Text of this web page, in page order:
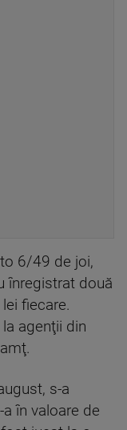
6/49 de joi,
înregistrat două
fiecare.
agenţii din
s-a
în valoare de